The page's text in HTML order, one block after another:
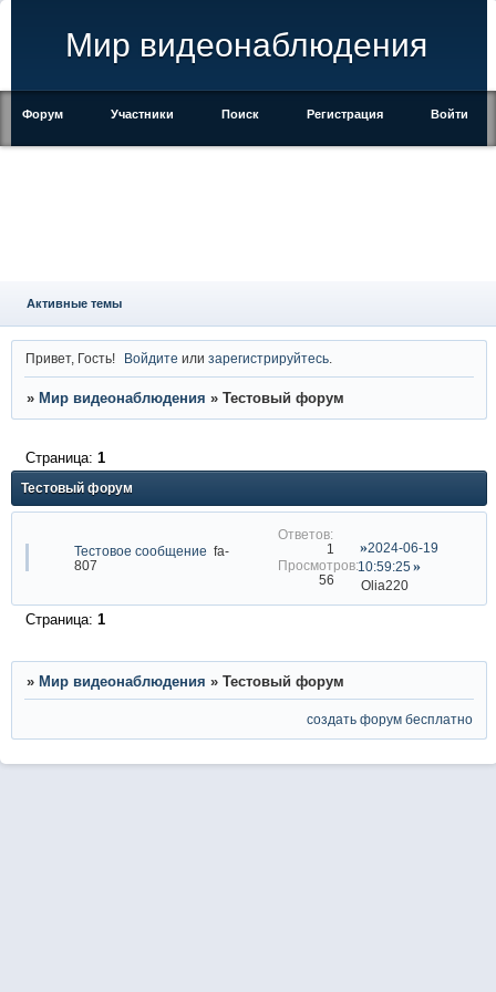
Мир видеонаблюдения
Форум Участники Поиск Регистрация Войти
Активные темы
Привет, Гость! Войдите илизарегистрируйтесь
» Мир видеонаблюдения » Тестовый форум
Тестовый форум
Страница: 1
Тестовое сообщение fa-
807
1
56
2024-06-19
10:59:25
Olia220
Страница: 1
» Мир видеонаблюдения » Тестовый форум
создать форум бесплатно